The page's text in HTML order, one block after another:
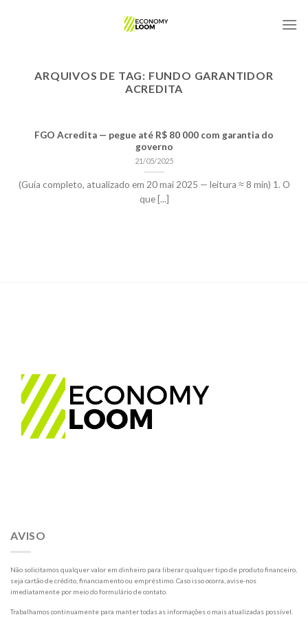
ARQUIVOS DE TAG: FUNDO GARANTIDOR
ACREDITA
FGO Acredita — pegue até R$ 80 000 com garantia do
governo
21/05/2025
(Guia completo, atualizado em 20 mai 2025 — leitura ≈ 8 min) 1. O
que [...]
AVISO
Não solicitamos qualquer valor em dinheiro para liberar qualquer tipo de produto financeiro,
seja cartão de crédito, financiamento ou empréstimo. Caso isso ocorra, avise-nos
imediatamente por meio do formulário de contato.
Trabalhamos continuamente para manter todas as informações o mais atualizadas possível.